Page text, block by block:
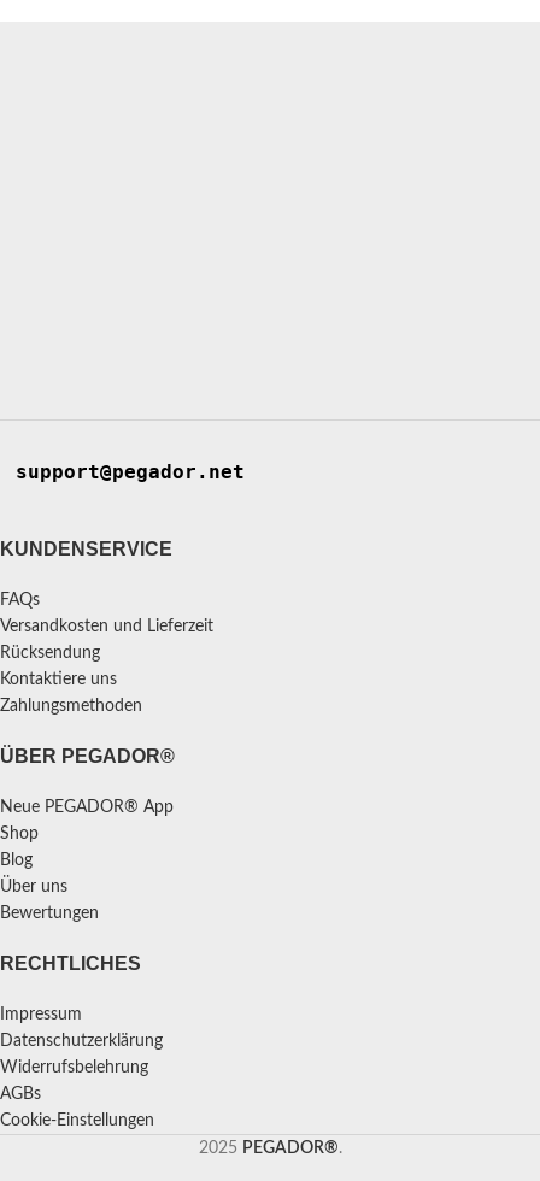
support@pegador.net
KUNDENSERVICE
FAQs
Versandkosten und Lieferzeit
Rücksendung
Kontaktiere uns
Zahlungsmethoden
ÜBER PEGADOR®
Neue PEGADOR® App
Shop
Blog
Über uns
Bewertungen
RECHTLICHES
Impressum
Datenschutzerklärung
Widerrufsbelehrung
AGBs
Cookie-Einstellungen
2025 PEGADOR®.